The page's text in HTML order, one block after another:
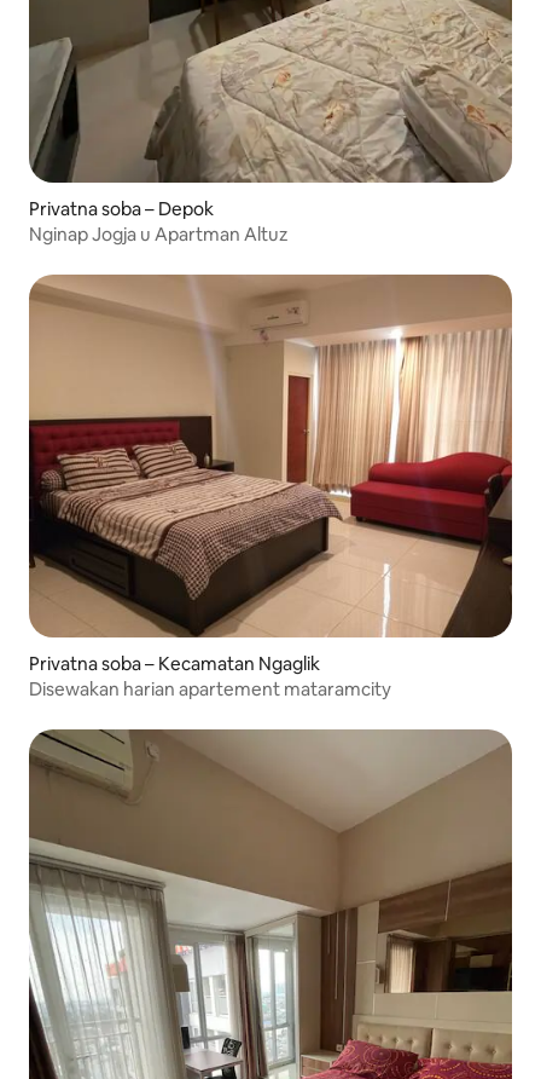
Privatna soba – Depok
Nginap Jogja u Apartman Altuz
Privatna soba – Kecamatan Ngaglik
Disewakan harian apartement mataramcity